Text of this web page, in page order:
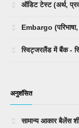
ऑडिट टेस्ट (अर्थ,
Embargo
स्विट्जरलैंड में बैंक -
अनुशंसित
सामान्य आकार बैलेंस